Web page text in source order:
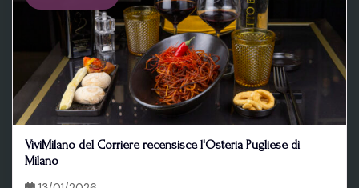
ViviMilano del Corriere recensisce l'Osteria Pugliese di
Milano